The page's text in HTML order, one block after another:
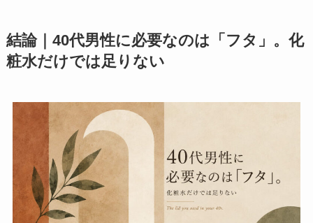
結論｜40代男性に必要なのは「フタ」。化
粧水だけでは足りない